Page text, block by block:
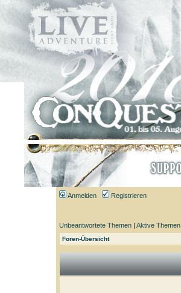
Anmelden Registrieren
Unbeantwortete Themen | Aktive Themen
Foren-Übersicht